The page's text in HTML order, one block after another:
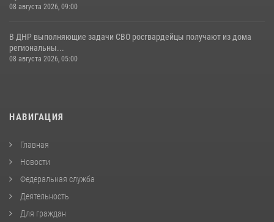
08 августа 2026, 09:00
В ДНР выполняющие задачи СВО росгвардейцы получают из дома
региональны...
08 августа 2026, 05:00
НАВИГАЦИЯ
Главная
Новости
Федеральная служба
Деятельность
Для граждан